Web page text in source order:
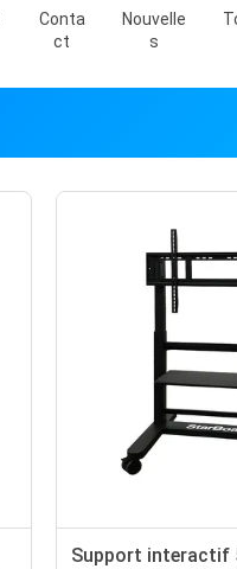
Conta
Ct
Nouvelle
S
Support interactif